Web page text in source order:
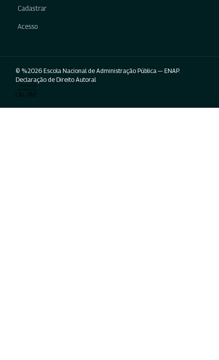
Cadastrar
Acesso
© %2026 Escola Nacional de Administração Pública — ENAP.
Declaração de Direito Autoral